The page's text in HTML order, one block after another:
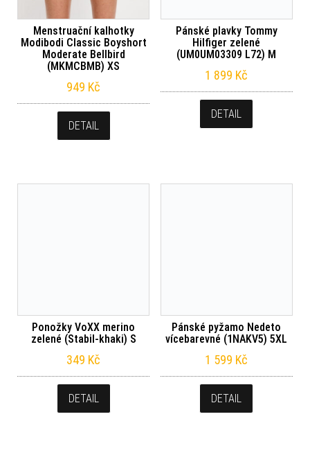
Menstruační kalhotky
Modibodi Classic Boyshort
Moderate Bellbird
(MKMCBMB) XS
949 Kč
DETAIL
Pánské plavky Tommy
Hilfiger zelené
(UM0UM03309 L72) M
1 899 Kč
DETAIL
Ponožky VoXX merino
zelené (Stabil-khaki) S
349 Kč
DETAIL
Pánské pyžamo Nedeto
vícebarevné (1NAKV5) 5XL
1 599 Kč
DETAIL